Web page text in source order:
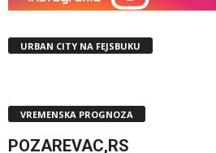
URBAN CITY NA FEJSBUKU
VREMENSKA PROGNOZA
POZAREVAC,RS